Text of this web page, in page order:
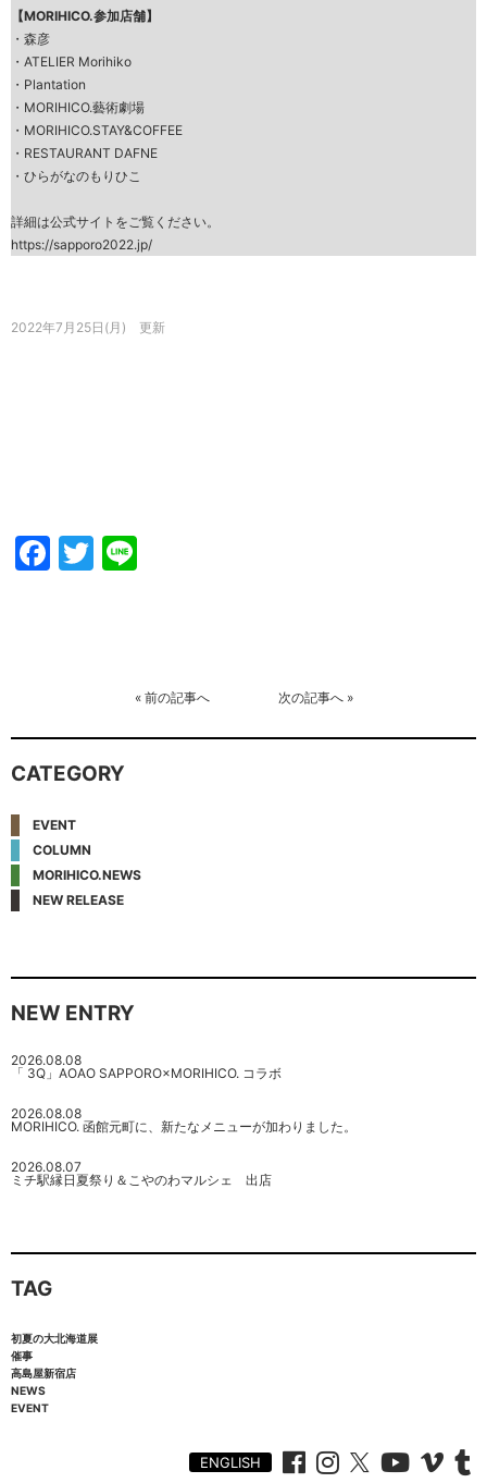
【MORIHICO.参加店舗】
・ 森彦
・ ATELIER Morihiko
・ Plantation
・ MORIHICO.藝術劇場
・ MORIHICO.STAY&COFFEE
・ RESTAURANT DAFNE
・ ひらがなのもりひこ
詳細は公式サイトをご覧ください。
https://sapporo2022.jp/
2022年7月25日(月) 更新
Facebook
Twitter
« 前の記事へ 次の記事へ»
CATEGORY
EVENT
COLUMN
MORIHICO.NEWS
NEW RELEASE
NEW ENTRY
2026.08.08
「 3Q」AOAO SAPPORO×MORIHICO. コラボ
2026.08.08
MORIHICO. 函館元町に、新たなメニューが加わりました。
2026.08.07
ミチ駅縁日夏祭り＆こやのわマルシェ 出店
TAG
初夏の大北海道展
催事
高島屋新宿店
NEWS
EVENT
ENGLISH